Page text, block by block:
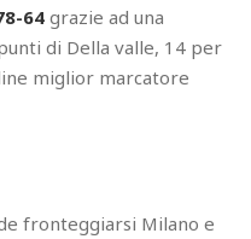
64grazie ad una
di Della valle, 14 per
miglior marcatore
fronteggiarsi Milano e